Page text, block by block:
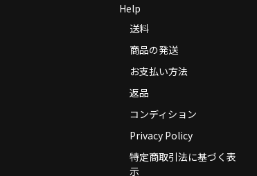
Help
送料
商品の発送
お支払い方法
返品
コンディション
Privacy Policy
特定商取引法に基づく表
示